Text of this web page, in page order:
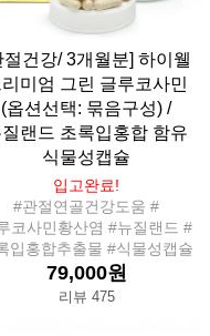
절건강/ 3개월분] 하이웰
리미엄 그린 글루코사민
(옵션선택: 묶음구성) /
랜드 초록입홍합 함유
식물성캡슐
입고완료!
#관절연골건강도움 #
코사민황산염 #뉴질랜드 #
입홍합추출물 #식물성캡슐
79,000원
리뷰 475